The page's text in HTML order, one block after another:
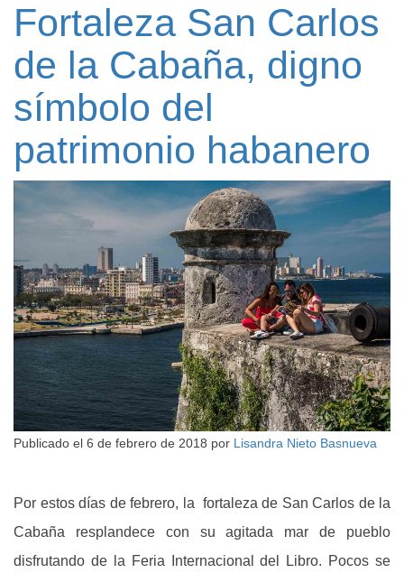
Fortaleza San Carlos
de la Cabaña, digno
símbolo del
patrimonio habanero
Publicado el 6 de febrero de 2018 por Lisandra Nieto Basnueva
Por estos días de febrero, la fortaleza de San Carlos de la
Cabaña resplandece con su agitada mar de pueblo
disfrutando de la Feria Internacional del Libro. Pocos se